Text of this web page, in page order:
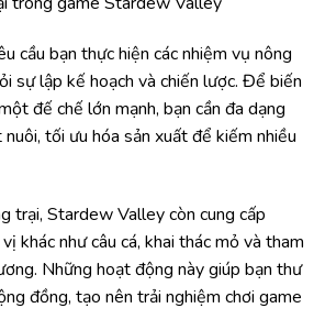
cầu bạn thực hiện các nhiệm vụ nông
sự lập kế hoạch và chiến lược. Để biến
đế chế lớn mạnh, bạn cần đa dạng
tối ưu hóa sản xuất để kiếm nhiều
trại, Stardew Valley còn cung cấp
khác như câu cá, khai thác mỏ và tham
Những hoạt động này giúp bạn thư
đồng, tạo nên trải nghiệm chơi game